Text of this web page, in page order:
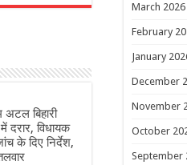
अटल बिहारी
दरार, विधायक
के दिए निर्देश,
March 2026
February
January
December
November
October
September